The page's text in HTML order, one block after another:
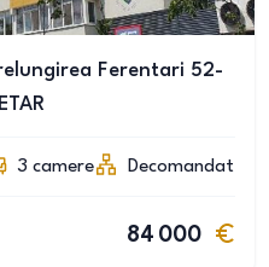
Ferentari 52-
3 camere Decomandat
84 000